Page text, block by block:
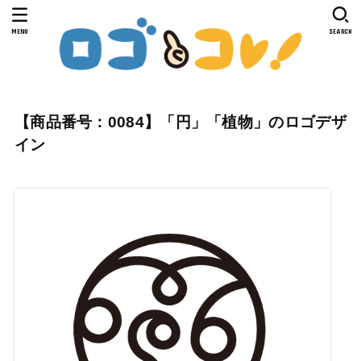
SEARCH
MENU
【商品番号：0084】「円」「植物」のロゴデザ
イン